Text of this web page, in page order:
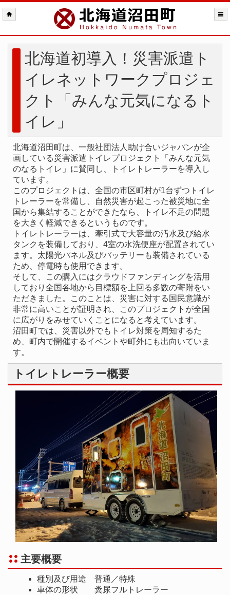
北海道初導入！災害派遣ト
イレネットワークプロジェ
クト「みんな元気になるト
イレ」
北海道沼田町は、一般社団法人助け合いジャパンが企
画している災害派遣トイレプロジェクト「みんな元気
のなるトイレ」に賛同し、トイレトレーラーを導入し
ています。
このプロジェクトは、全国の市区町村が1台ずつトイレ
トレーラーを常備し、自然災害が起こった被災地に全
国から集結することができたなら、トイレ不足の問題
を大きく軽減できるというものです。
トイレトレーラーは、牽引式で大容量の汚水及び給水
タンクを装備しており、4室の水洗便座が配置されてい
ます。太陽光パネル及びバッテリーも装備されている
ため、停電時も使用できます。
そして、この購入にはクラウドファンディングを活用
しており全国各地から目標額を上回る多数の寄附をい
ただきました。このことは、災害に対する国民意識が
非常に高いことが証明され、このプロジェクトが全国
に広がりをみせていくことになると考えています。
沼田町では、災害以外でもトイレ対策を周知するた
め、町内で開催するイベントや町外にも出向いていま
す。
トイレトレーラー概要
主要概要
種別及び用途 普通／特殊
車体の形状 糞尿フルトレーラー